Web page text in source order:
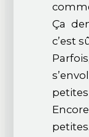
Ça
c’est